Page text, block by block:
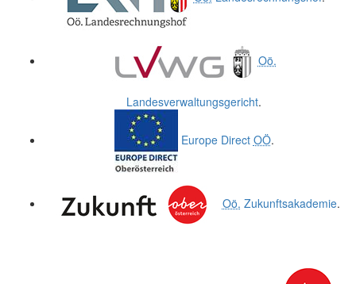
Oö.
Landesverwaltungsgericht.
Europe Direct OÖ.
Oö. Zukunftsakademie.